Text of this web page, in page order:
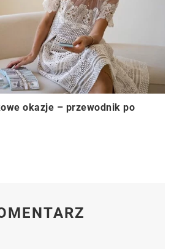
okazje – przewodnik po